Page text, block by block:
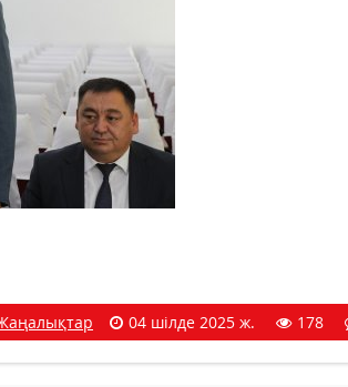
04 шілде 2025 ж. 178